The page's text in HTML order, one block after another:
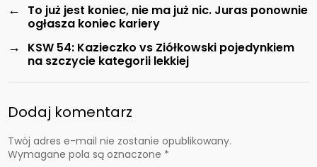
←
To już jest koniec, nie ma już nic. Juras ponownie
ogłasza koniec kariery
→
KSW 54: Kazieczko vs Ziółkowski pojedynkiem
na szczycie kategorii lekkiej
Dodaj komentarz
Twój adres e-mail nie zostanie opublikowany.
Wymagane pola są oznaczone *